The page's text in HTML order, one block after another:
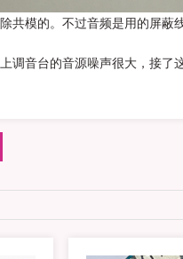
共模的。不过音频是用的屏蔽
调音台的音源噪声很大，接了